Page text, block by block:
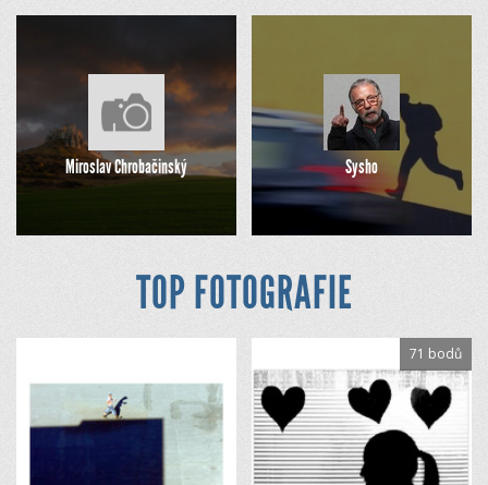
Miroslav Chrobačinský Sysho
TOP FOTOGRAFIE
71 bodů